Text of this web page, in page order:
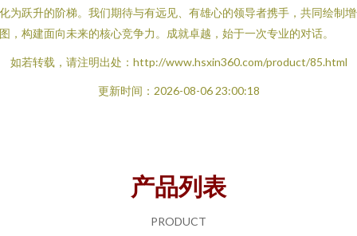
为跃升的阶梯。我们期待与有远见、有雄心的领导者携手，共同绘制
，构建面向未来的核心竞争力。成就卓越，始于一次专业的对话。
如若转载，请注明出处：http://www.hsxin360.com/product/85.html
更新时间：2026-08-06 23:00:18
产品列表
PRODUCT